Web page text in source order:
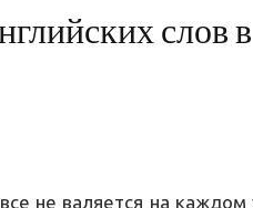
слов в
не валяется на каждом